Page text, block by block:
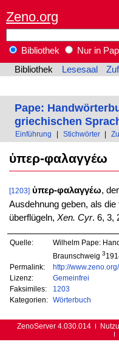
Zeno.org
Bibliothek
Nur in
Bibliothek
Lesesaal
Pape:
griechischen
Einführung Stichwörter
ὑπερ-φαλαγγέω
[1203] ὑπερ-φαλαγγέω,
Ausdehnung geben, als
überflügeln, Xen. Cyr. 6, 3,
Quelle:
Wilhelm Pape:
Braunschweig 3
Permalink:
http://
Lizenz:
Gemeinfrei
Faksimiles:
1203
Kategorien:
Wörterbuch
ZenoServer 4.030.014